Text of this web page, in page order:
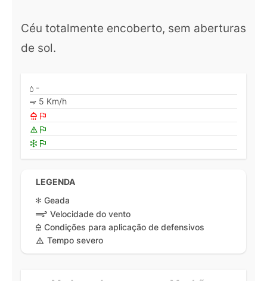
Céu totalmente encoberto, sem aberturas
de sol.
-
5 Km/h
LEGENDA
Geada
Velocidade do vento
Condições para aplicação de defensivos
Tempo severo